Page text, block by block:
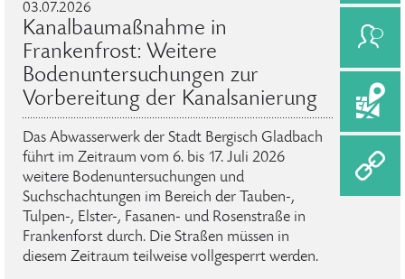
03.07.2026
Kanalbaumaßnahme in
Frankenfrost: Weitere
Bodenuntersuchungen zur
Vorbereitung der Kanalsanierung
Das Abwasserwerk der Stadt Bergisch Gladbach
führt im Zeitraum vom 6. bis 17. Juli 2026
weitere Bodenuntersuchungen und
Suchschachtungen im Bereich der Tauben-,
Tulpen-, Elster-, Fasanen- und Rosenstraße in
Frankenforst durch. Die Straßen müssen in
diesem Zeitraum teilweise vollgesperrt werden.